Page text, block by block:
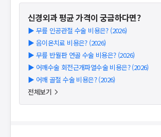
신경외과평균 가격이 궁금하다면?
▶ 무릎 인공관절 수술 비용은? (2026)
▶ 음이온치료 비용은? (2026)
▶ 무릎 반월판 연골 수술 비용은? (2026)
▶ 어깨수술 회전근개파열수술 비용은? (2026)
▶ 어깨 골절 수술 비용은? (2026)
전체보기